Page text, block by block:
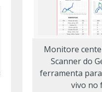
Monitore
Scanner do
ferramenta
vivo no